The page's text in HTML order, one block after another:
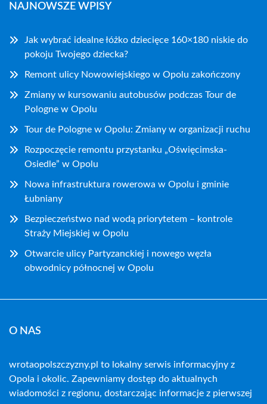
NAJNOWSZE WPISY
Jak wybrać idealne łóżko dziecięce 160×180 niskie do
pokoju Twojego dziecka?
Remont ulicy Nowowiejskiego w Opolu zakończony
Zmiany w kursowaniu autobusów podczas Tour de
Pologne w Opolu
Tour de Pologne w Opolu: Zmiany w organizacji ruchu
Rozpoczęcie remontu przystanku „Oświęcimska-
Osiedle” w Opolu
Nowa infrastruktura rowerowa w Opolu i gminie
Łubniany
Bezpieczeństwo nad wodą priorytetem – kontrole
Straży Miejskiej w Opolu
Otwarcie ulicy Partyzanckiej i nowego węzła
obwodnicy północnej w Opolu
O NAS
wrotaopolszczyzny.pl to lokalny serwis informacyjny z
Opola i okolic. Zapewniamy dostęp do aktualnych
wiadomości z regionu, dostarczając informacje z pierwszej